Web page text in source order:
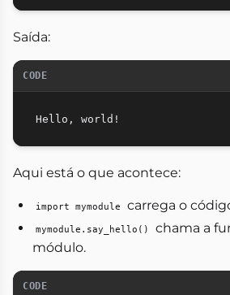
Saída:
CODE
Aqui está o que acontece:
import mymodule carrega o
mymodule.say_hello()
chama a
módulo.
CODE